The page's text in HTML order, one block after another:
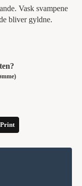
Vask svampene
bliver gyldne.
Print